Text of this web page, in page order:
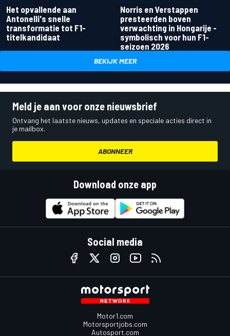
Het opvallende aan
Antonelli's snelle
transformatie tot F1-
titelkandidaat
Norris en Verstappen
presteerden boven
verwachting in Hongarije -
symbolisch voor hun F1-
seizoen 2026
BEKIJK MEER
Meld je aan voor onze nieuwsbrief
Ontvang het laatste nieuws, updates en speciale acties direct in
je mailbox.
ABONNEER
Download onze app
Social media
Motor1.com
Motorsportjobs.com
Autosport.com